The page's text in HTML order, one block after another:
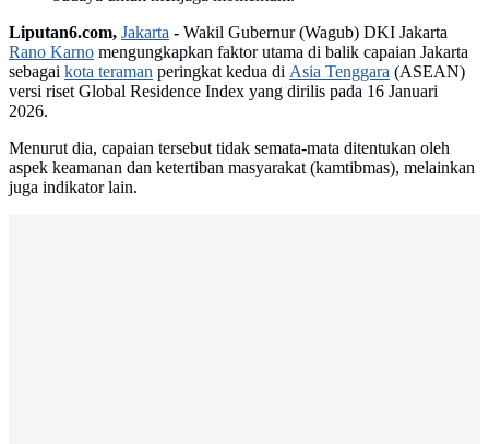
Liputan6.com, Jakarta - Wakil Gubernur (Wagub) DKI Jakarta
Rano Karno mengungkapkan faktor utama di balik capaian Jakarta
sebagai kota teraman peringkat kedua di Asia Tenggara (ASEAN)
versi riset Global Residence Index yang dirilis pada 16 Januari
2026.
Menurut dia, capaian tersebut tidak semata-mata ditentukan oleh
aspek keamanan dan ketertiban masyarakat (kamtibmas), melainkan
juga indikator lain.